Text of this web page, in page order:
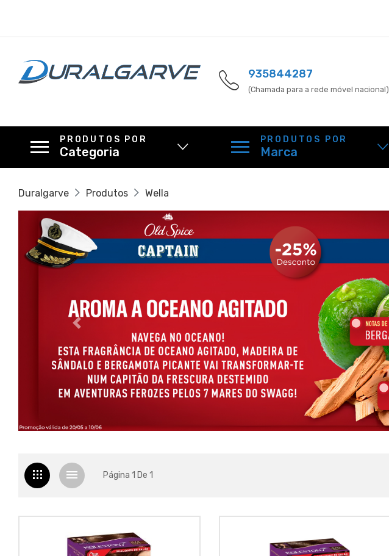
935844287
(Chamada para a rede móvel nacional)
PRODUTOS POR
Categoria
PRODUTOS POR
Marca
Duralgarve Produtos Wella
Página 1 De 1